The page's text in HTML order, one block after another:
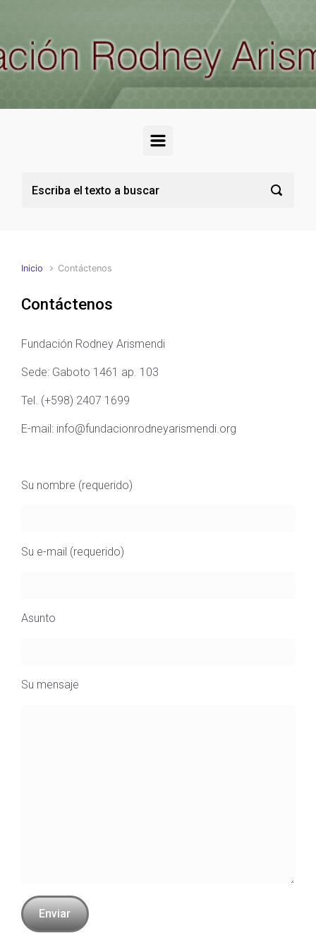
Inicio Contáctenos
Contáctenos
Fundación Rodney Arismendi
Sede: Gaboto 1461 ap. 103
Tel. (+598) 2407 1699
E-mail: info@fundacionrodneyarismendi.org
Su nombre (requerido)
Su e-mail (requerido)
Asunto
Su mensaje